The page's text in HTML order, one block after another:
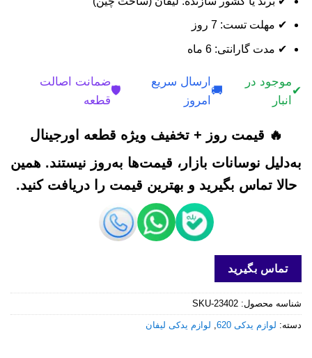
✔ مهلت تست: 7 روز
✔ مدت گارانتی: 6 ماه
✔
موجود در
انبار
🚚
ارسال سریع
امروز
🛡️
ضمانت اصالت
قطعه
🔥 قیمت روز + تخفیف ویژه قطعه اورجینال
به‌دلیل نوسانات بازار، قیمت‌ها به‌روز نیستند. همین
حالا تماس بگیرید و بهترین قیمت را دریافت کنید.
تماس بگیرید
شناسه محصول: SKU-23402
دسته: لوازم یدکی 620 , لوازم یدکی لیفان